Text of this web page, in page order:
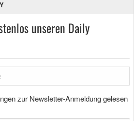
unseren Daily
zur Newsletter-Anmeldung gelesen